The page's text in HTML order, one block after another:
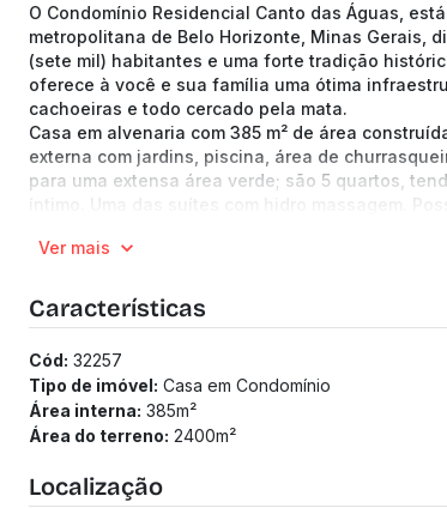
O Condomínio Residencial Canto das Águas,
metropolitana de Belo Horizonte, Minas Gerais,
(sete mil) habitantes e uma forte tradição
oferece à você e sua família uma ótima
cachoeiras e todo cercado pela mata.
Casa em alvenaria com 385 m² de área
externa com jardins, piscina, área de
para uma extensa área verde; são 5 quartos,
íntimo. Uma das suítes com hidro massagem.
(Os preços e informações poderão sofrer
Ver mais
Características
Cód: 32257
Tipo de imóvel: Casa em Condomínio
Área interna: 385m²
Área do terreno: 2400m²
Localização